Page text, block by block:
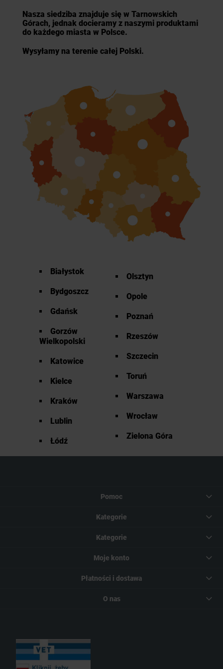
Nasza siedziba znajduje się w Tarnowskich
Górach, jednak docieramy z naszymi produktami
do każdego miasta w Polsce.
Wysyłamy na terenie całej Polski.
Białystok
Bydgoszcz
Gdańsk
Gorzów
Wielkopolski
Katowice
Kielce
Kraków
Lublin
Łódź
Olsztyn
Opole
Poznań
Rzeszów
Szczecin
Toruń
Warszawa
Wrocław
Zielona Góra
Pomoc
Kategorie
Kategorie
Moje konto
Płatności i dostawa
O nas